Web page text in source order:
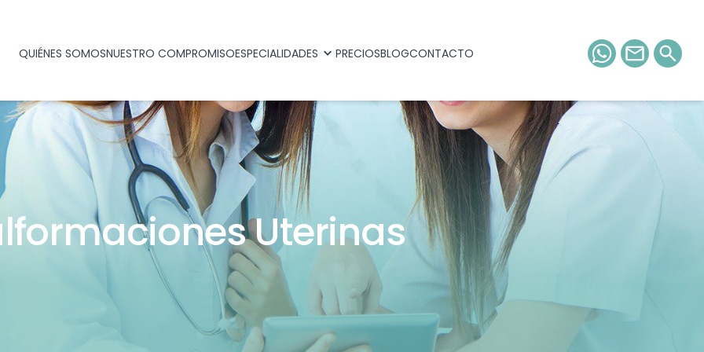
QUIÉNES SOMOSNUESTRO COMPROMISOESPECIALIDADES PRECIOSBLOGCONTACTO
Uterinas